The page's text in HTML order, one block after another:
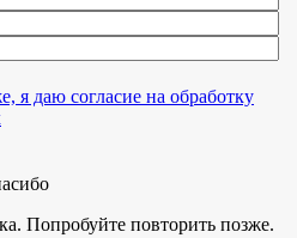
я даю согласие на обработку
Попробуйте повторить позже.